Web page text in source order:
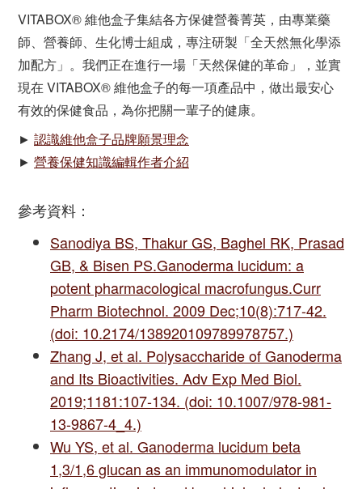
VITABOX® 維他盒子集結各方保健營養菁英，由專業藥
師、營養師、生化博士組成，專注研製「全天然無化學添
加配方」。我們正在進行一場「天然保健的革命」，並實
現在 VITABOX® 維他盒子的每一項產品中，做出最安心
有效的保健食品，為你把關一輩子的健康。
► 認識維他盒子品牌願景理念
► 營養保健知識編輯作者介紹
參考資料：
Sanodiya BS, Thakur GS, Baghel RK, Prasad
GB, & Bisen PS.Ganoderma lucidum: a
potent pharmacological macrofungus.Curr
Pharm Biotechnol. 2009 Dec;10(8):717-42.
(doi: 10.2174/138920109789978757.)
Zhang J, et al. Polysaccharide of Ganoderma
and Its Bioactivities. Adv Exp Med Biol.
2019;1181:107-134. (doi: 10.1007/978-981-
13-9867-4_4.)
Wu YS, et al. Ganoderma lucidum beta
1,3/1,6 glucan as an immunomodulator in